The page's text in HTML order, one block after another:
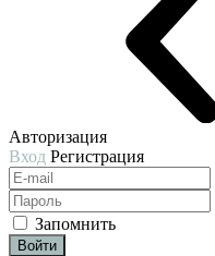
Авторизация
Вход Регистрация
Запомнить
Войти